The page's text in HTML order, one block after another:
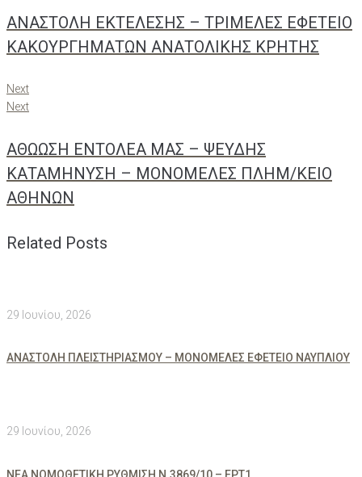
ΑΝΑΣΤΟΛΗ ΕΚΤΕΛΕΣΗΣ – ΤΡΙΜΕΛΕΣ ΕΦΕΤΕΙΟ
ΚΑΚΟΥΡΓΗΜΑΤΩΝ ΑΝΑΤΟΛΙΚΗΣ ΚΡΗΤΗΣ
Next
Next
AΘΩΩΣΗ ΕΝΤΟΛΕΑ ΜΑΣ – ΨΕΥΔΗΣ
ΚΑΤΑΜΗΝΥΣΗ – ΜΟΝΟΜΕΛΕΣ ΠΛΗΜ/ΚΕΙΟ
ΑΘΗΝΩΝ
Related Posts
29 Ιουνίου, 2026
ΑΝΑΣΤΟΛΗ ΠΛΕΙΣΤΗΡΙΑΣΜΟΥ – ΜΟΝΟΜΕΛΕΣ ΕΦΕΤΕΙΟ ΝΑΥΠΛΙΟΥ
29 Ιουνίου, 2026
ΝΕΑ ΝΟΜΟΘΕΤΙΚΗ ΡΥΘΜΙΣΗ Ν.3869/10 – ΕΡΤ1